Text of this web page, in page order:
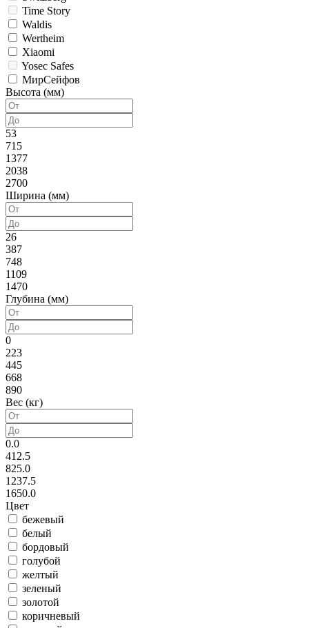
Time Story
Waldis
Wertheim
Xiaomi
Yosec Safes
МирСейфов
Высота (мм)
53
715
1377
2038
2700
Ширина (мм)
26
387
748
1109
1470
Глубина (мм)
0
223
445
668
890
Вес (кг)
0.0
412.5
825.0
1237.5
1650.0
Цвет
бежевый
белый
бордовый
голубой
желтый
зеленый
золотой
коричневый